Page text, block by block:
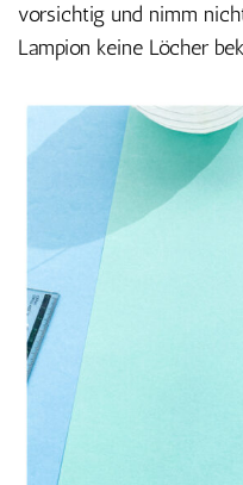
vorsichtig und nimm
Lampion keine Löcher